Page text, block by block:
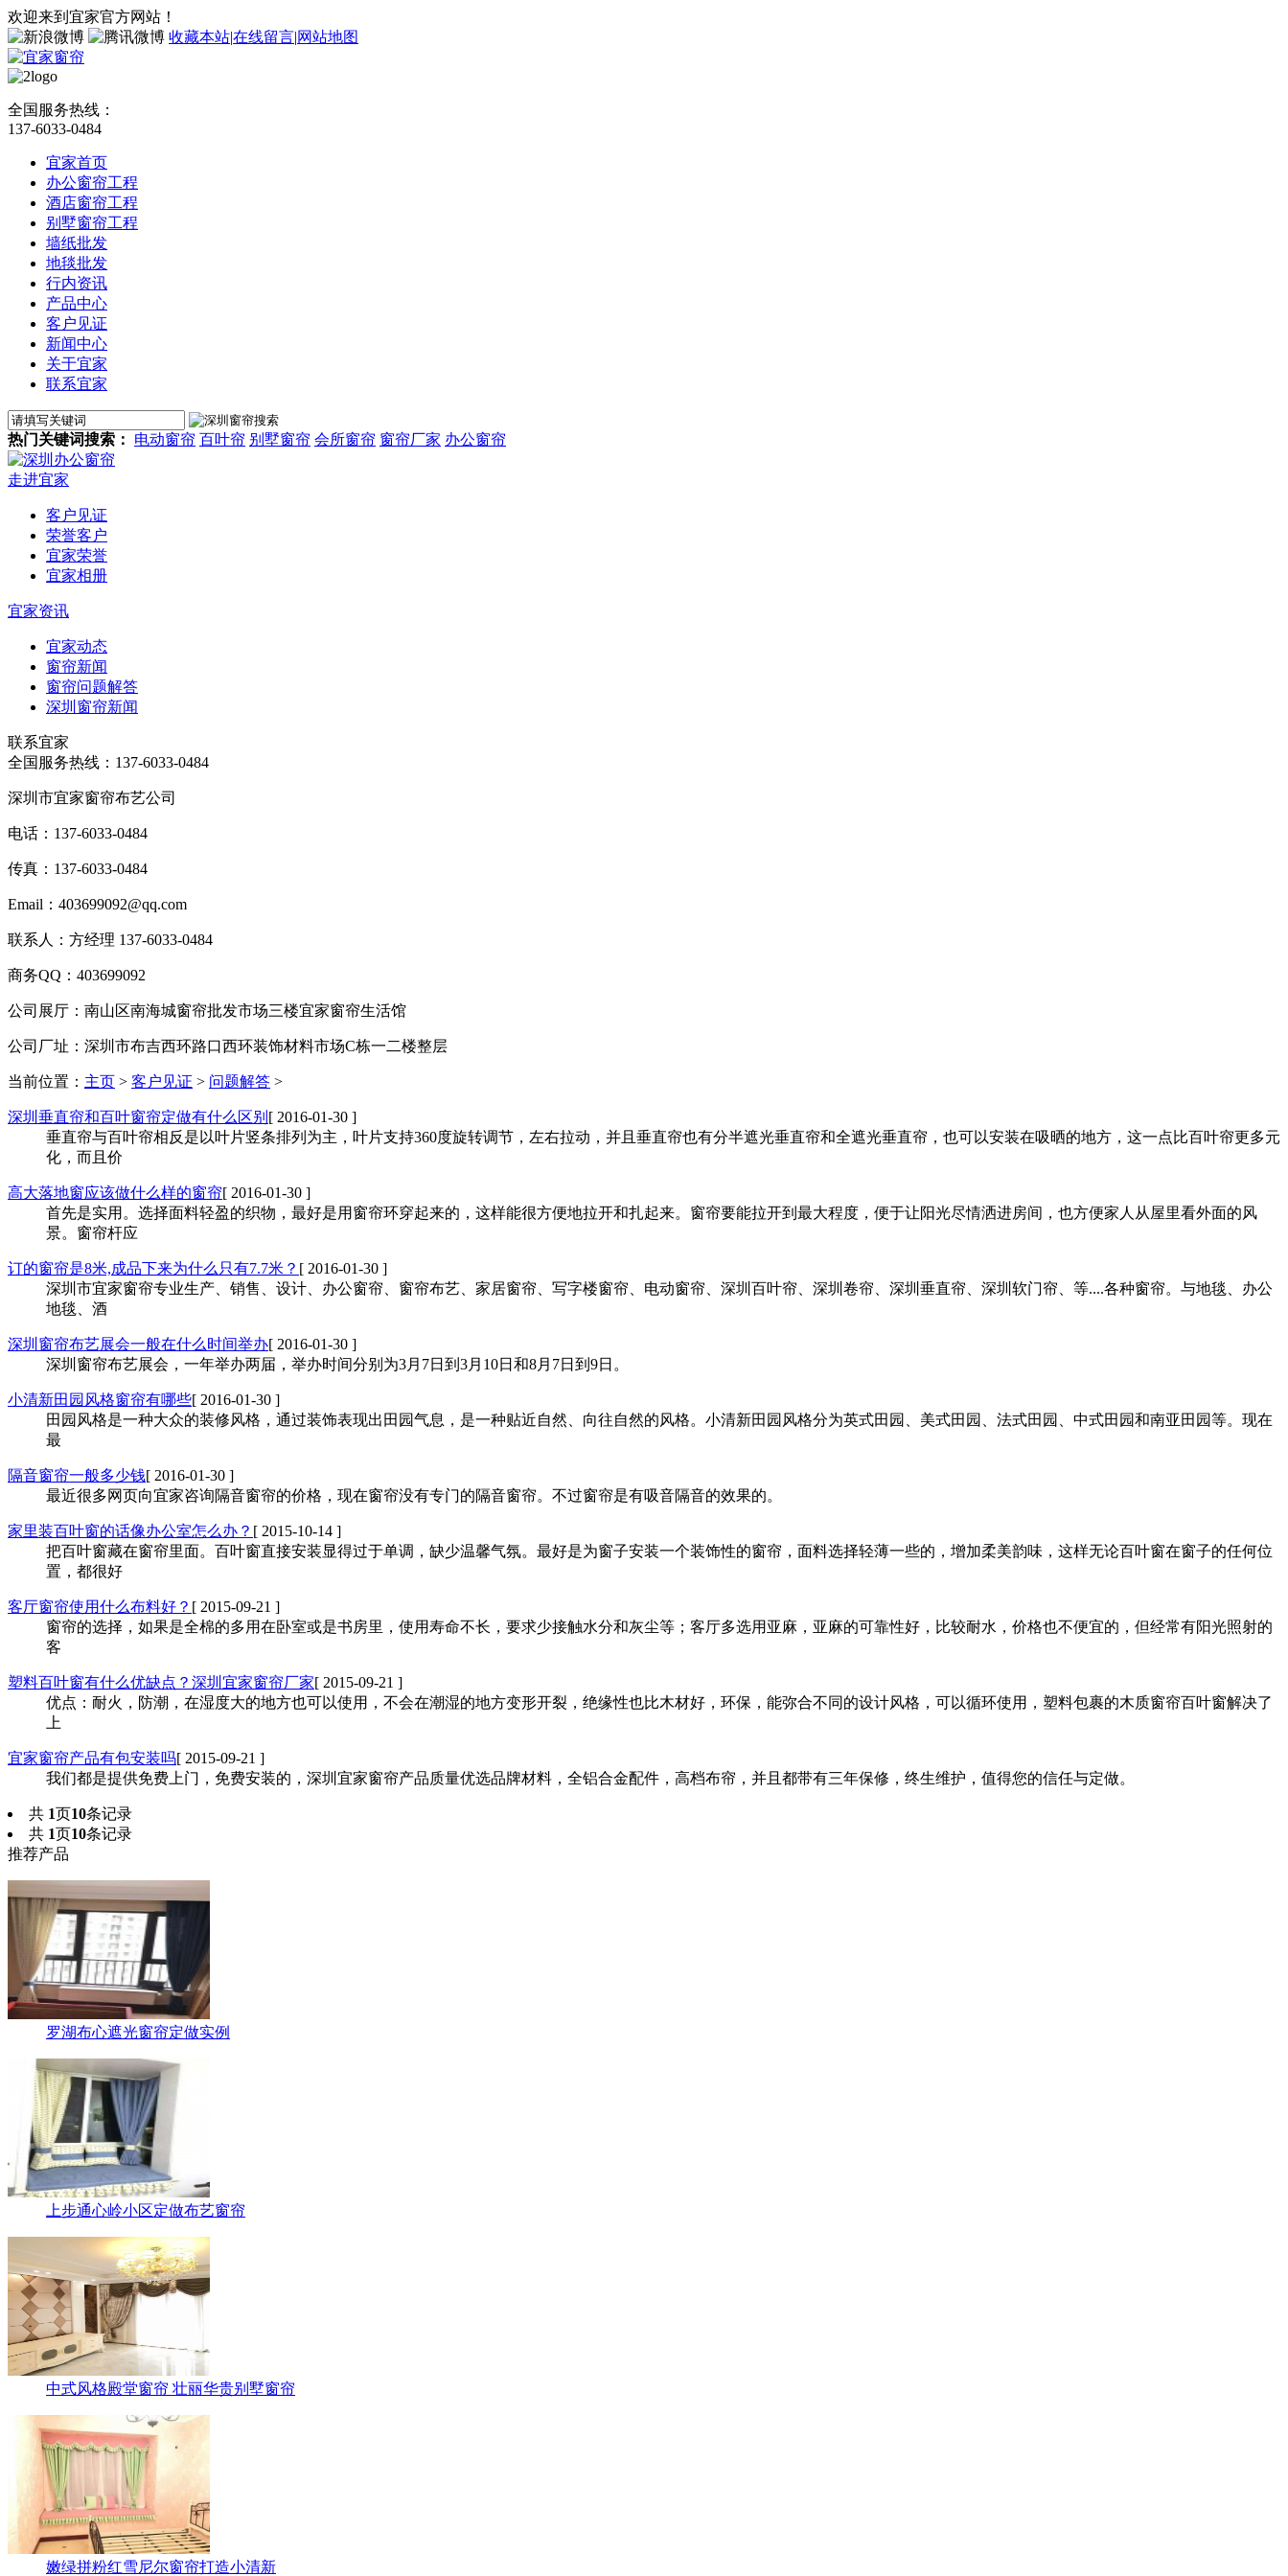
欢迎来到宜家官方网站！
收藏本站|在线留言|网站地图
全国服务热线：
137-6033-0484
宜家首页
办公窗帘工程
酒店窗帘工程
别墅窗帘工程
墙纸批发
地毯批发
行内资讯
产品中心
客户见证
新闻中心
关于宜家
联系宜家
热门关键词搜索： 电动窗帘 百叶帘 别墅窗帘 会所窗帘 窗帘厂家 办公窗帘
走进宜家
客户见证
荣誉客户
宜家荣誉
宜家相册
宜家资讯
宜家动态
窗帘新闻
窗帘问题解答
深圳窗帘新闻
联系宜家
全国服务热线： 137-6033-0484
深圳市宜家窗帘布艺公司
电话：137-6033-0484
传真：137-6033-0484
Email：403699092@qq.com
联系人：方经理 137-6033-0484
商务QQ：403699092
公司展厅：南山区南海城窗帘批发市场三楼宜家窗帘生活馆
公司厂址：深圳市布吉西环路口西环装饰材料市场C栋一二楼整层
当前位置： 主页 > 客户见证 > 问题解答 >
深圳垂直帘和百叶窗帘定做有什么区别 [ 2016-01-30 ]
垂直帘与百叶帘相反是以叶片竖条排列为主，叶片支持360度旋转调节，左右拉动，并且垂直帘也有分半遮光垂直帘和全遮光垂直帘，也可以安装在吸晒的地方，这一点比百叶帘更多元
化，而且价
高大落地窗应该做什么样的窗帘[ 2016-01-30 ]
首先是实用。选择面料轻盈的织物，最好是用窗帘环穿起来的，这样能很方便地拉开和扎起来。窗帘要能拉开到最大程度，便于让阳光尽情洒进房间，也方便家人从屋里看外面的风
景。窗帘杆应
订的窗帘是8米,成品下来为什么只有7.7米？ [ 2016-01-30 ]
深圳市宜家窗帘专业生产、销售、设计、办公窗帘、窗帘布艺、家居窗帘、写字楼窗帘、电动窗帘、深圳百叶帘、深圳卷帘、深圳垂直帘、深圳软门帘、等....各种窗帘。与地毯、办公
地毯、酒
深圳窗帘布艺展会一般在什么时间举办[ 2016-01-30 ]
深圳窗帘布艺展会，一年举办两届，举办时间分别为3月7日到3月10日和8月7日到9日。
小清新田园风格窗帘有哪些[ 2016-01-30 ]
田园风格是一种大众的装修风格，通过装饰表现出田园气息，是一种贴近自然、向往自然的风格。小清新田园风格分为英式田园、美式田园、法式田园、中式田园和南亚田园等。现在
最
隔音窗帘一般多少钱[ 2016-01-30 ]
最近很多网页向宜家咨询隔音窗帘的价格，现在窗帘没有专门的隔音窗帘。不过窗帘是有吸音隔音的效果的。
家里装百叶窗的话像办公室怎么办？ [ 2015-10-14 ]
把百叶窗藏在窗帘里面。百叶窗直接安装显得过于单调，缺少温馨气氛。最好是为窗子安装一个装饰性的窗帘，面料选择轻薄一些的，增加柔美韵味，这样无论百叶窗在窗子的任何位
置，都很好
客厅窗帘使用什么布料好？ [ 2015-09-21 ]
窗帘的选择，如果是全棉的多用在卧室或是书房里，使用寿命不长，要求少接触水分和灰尘等；客厅多选用亚麻，亚麻的可靠性好，比较耐水，价格也不便宜的，但经常有阳光照射的
客
塑料百叶窗有什么优缺点？深圳宜家窗帘厂家[ 2015-09-21 ]
优点：耐火，防潮，在湿度大的地方也可以使用，不会在潮湿的地方变形开裂，绝缘性也比木材好，环保，能弥合不同的设计风格，可以循环使用，塑料包裹的木质窗帘百叶窗解决了
上
宜家窗帘产品有包安装吗[ 2015-09-21 ]
我们都是提供免费上门，免费安装的，深圳宜家窗帘产品质量优选品牌材料，全铝合金配件，高档布帘，并且都带有三年保修，终生维护，值得您的信任与定做。
共 1页10条记录
共 1页10条记录
推荐产品
罗湖布心遮光窗帘定做实例
上步通心岭小区定做布艺窗帘
中式风格殿堂窗帘 壮丽华贵别墅窗帘
嫩绿拼粉红雪尼尔窗帘打造小清新